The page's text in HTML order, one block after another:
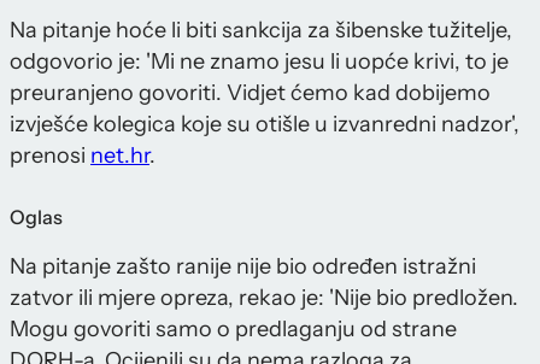
Na pitanje hoće li biti sankcija za šibenske tužitelje,
odgovorio je: 'Mi ne znamo jesu li uopće krivi, to je
preuranjeno govoriti. Vidjet ćemo kad dobijemo
izvješće kolegica koje su otišle u izvanredni nadzor',
prenosi net.hr.
Oglas
Na pitanje zašto ranije nije bio određen istražni
zatvor ili mjere opreza, rekao je: 'Nije bio predložen.
Mogu govoriti samo o predlaganju od strane